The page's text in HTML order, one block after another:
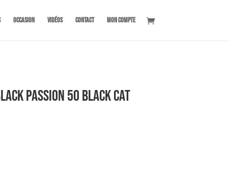
OCCASION Vidéos Contact Mon compte
Passion 50 BLACK CAT